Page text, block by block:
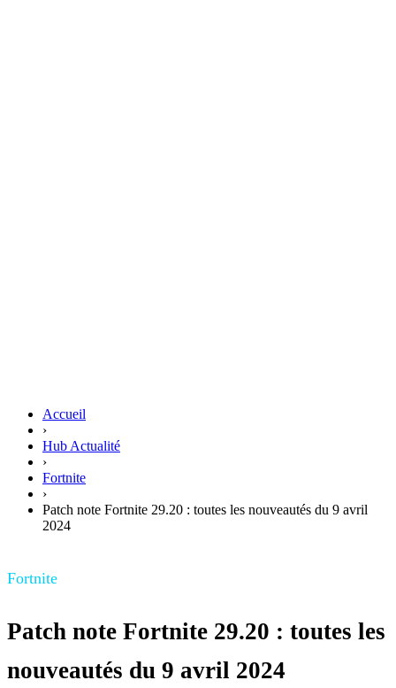
Accueil
›
Hub Actualité
›
Fortnite
›
Patch note Fortnite 29.20 : toutes les nouveautés du 9 avril
2024
Fortnite
Patch note Fortnite 29.20 : toutes les
nouveautés du 9 avril 2024